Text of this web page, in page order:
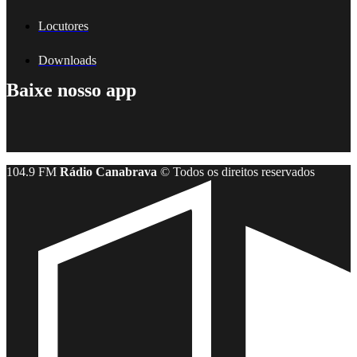
Locutores
Downloads
Baixe nosso app
104.9 FM Rádio Canabrava © Todos os direitos reservados